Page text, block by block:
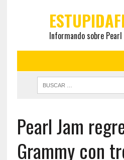
Informando sobre
Pearl Jam
Grammy con